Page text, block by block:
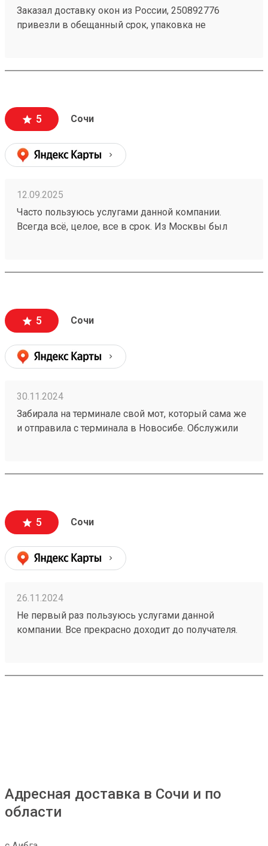
Заказал доставку окон из России, 250892776
привезли в обещанный срок, упаковка не
дешево.
5 Сочи
12.09.2025
Часто пользуюсь услугами данной компании.
Всегда всё, целое, все в срок. Из Москвы был
5 Сочи
30.11.2024
Забирала на терминале свой мот, который сама же
и отправила с терминала в Новосибе. Обслужили
отслеживала его перемещение по треку.
стартом в мотопутешествие, за что отдельная им
благодарность :) Поедем обязательно с компанией
5 Сочи
26.11.2024
Не первый раз пользуюсь услугами данной
компании. Все прекрасно доходит до получателя.
по минимуму. Расположение офиса немного
Адресная доставка в Сочи и по
области